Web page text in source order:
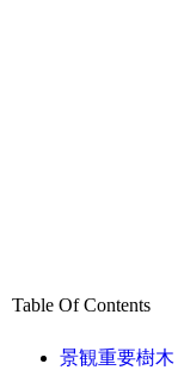
Table Of Contents
景観重要樹木